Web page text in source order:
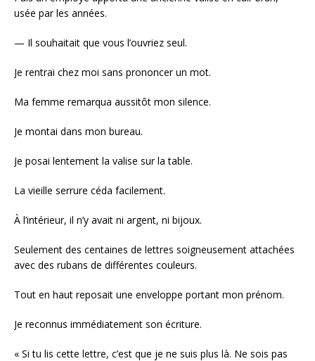
usée par les années.
— Il souhaitait que vous l’ouvriez seul.
Je rentrai chez moi sans prononcer un mot.
Ma femme remarqua aussitôt mon silence.
Je montai dans mon bureau.
Je posai lentement la valise sur la table.
La vieille serrure céda facilement.
À l’intérieur, il n’y avait ni argent, ni bijoux.
Seulement des centaines de lettres soigneusement attachées
avec des rubans de différentes couleurs.
Tout en haut reposait une enveloppe portant mon prénom.
Je reconnus immédiatement son écriture.
« Si tu lis cette lettre, c’est que je ne suis plus là. Ne sois pas